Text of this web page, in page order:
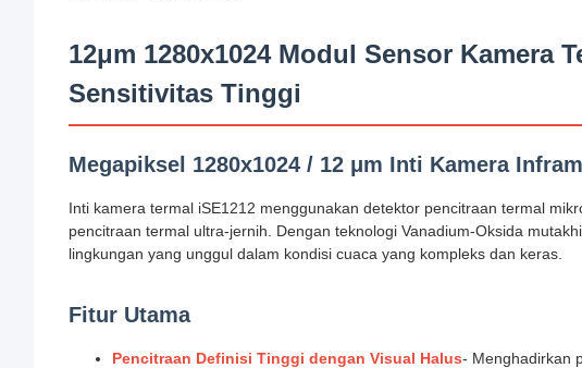
12μm 1280x1024 Modul Sensor Kamera
Sensitivitas Tinggi
Megapiksel 1280x1024 / 12 μm Inti Kamera
Inti kamera termal iSE1212 menggunakan detektor pencitraan termal
pencitraan termal ultra-jernih. Dengan teknologi Vanadium-Oksida
lingkungan yang unggul dalam kondisi cuaca yang kompleks dan keras.
Fitur Utama
Pencitraan Definisi Tinggi dengan Visual Halus- Menghadirkan